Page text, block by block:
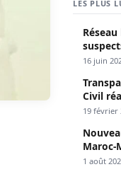
LES PLUS
Keur
16 juin
Civil
19 février
Maroc-
1 août